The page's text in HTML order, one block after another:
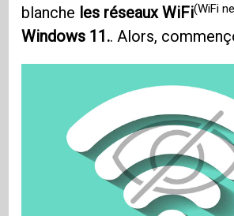
blanche les réseaux WiFi(WiFi
Windows 11.. Alors,